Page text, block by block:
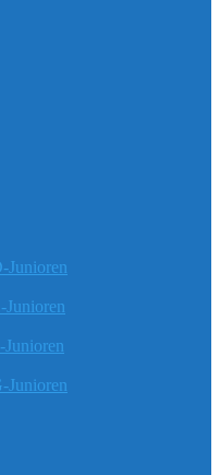
Junioren
Junioren
Junioren
Junioren